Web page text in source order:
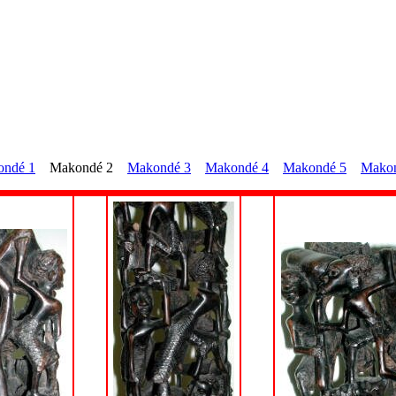
1 Makondé 2 Makondé 3 Makondé 4 Makondé 5